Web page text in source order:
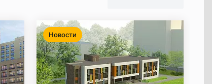
Новости